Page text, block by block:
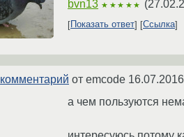
bvn13 ★★★★★ (
Показать ответ Ссылка
комментарий от emcode
а чем пользуются